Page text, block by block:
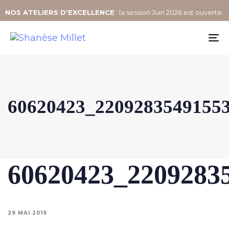
NOS ATELIERS D’EXCELLENCE : la session Juin 2026 est ouverte
29 MAI 2019